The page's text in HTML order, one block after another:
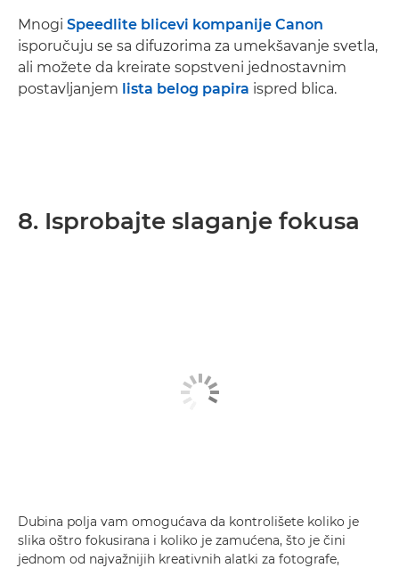
Mnogi Speedlite blicevi kompanije Canon
isporučuju se sa difuzorima za umekšavanje svetla,
ali možete da kreirate sopstveni jednostavnim
postavljanjem lista belog papira ispred blica.
8. Isprobajte slaganje fokusa
Dubina polja vam omogućava da kontrolišete koliko je
slika oštro fokusirana i koliko je zamućena, što je čini
jednom od najvažnijih kreativnih alatki za fotografe,